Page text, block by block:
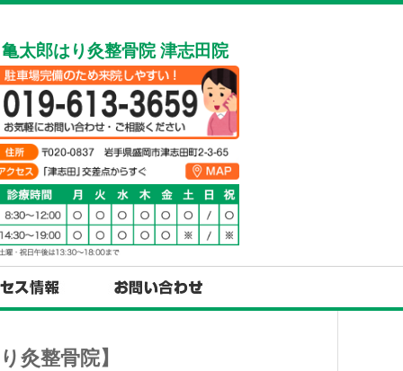
亀太郎はり灸整骨院 津志田院
灸整骨院】